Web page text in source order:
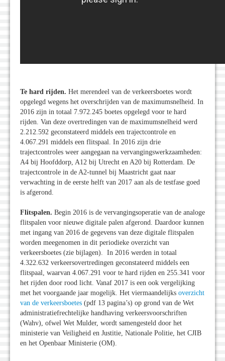
Te hard rijden. Het merendeel van de verkeersboetes wordt
opgelegd wegens het overschrijden van de maximumsnelheid. In
2016 zijn in totaal 7.972.245 boetes opgelegd voor te hard
rijden. Van deze overtredingen van de maximumsnelheid werd
2.212.592 geconstateerd middels een trajectcontrole en
4.067.291 middels een flitspaal. In 2016 zijn drie
trajectcontroles weer aangegaan na vervangingswerkzaamheden:
A4 bij Hoofddorp, A12 bij Utrecht en A20 bij Rotterdam. De
trajectcontrole in de A2-tunnel bij Maastricht gaat naar
verwachting in de eerste helft van 2017 aan als de testfase goed
is afgerond.
Flitspalen. Begin 2016 is de vervangingsoperatie van de analoge
flitspalen voor nieuwe digitale palen afgerond. Daardoor kunnen
met ingang van 2016 de gegevens van deze digitale flitspalen
worden meegenomen in dit periodieke overzicht van
verkeersboetes (zie bijlagen). In 2016 werden in totaal
4.322.632 verkeersovertredingen geconstateerd middels een
flitspaal, waarvan 4.067.291 voor te hard rijden en 255.341 voor
het rijden door rood licht. Vanaf 2017 is een ook vergelijking
met het voorgaande jaar mogelijk. Het viermaandelijks overzicht
van de verkeersboetes (pdf 13 pagina’s) op grond van de Wet
administratiefrechtelijke handhaving verkeersvoorschriften
(Wahv), ofwel Wet Mulder, wordt samengesteld door het
ministerie van Veiligheid en Justitie, Nationale Politie, het CJIB
en het Openbaar Ministerie (OM).